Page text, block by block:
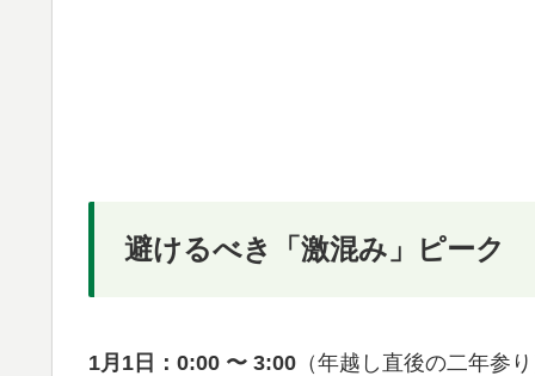
避けるべき「激混み」ピーク
1月1日：0:00 〜 3:00 （年越し直後の二年参り